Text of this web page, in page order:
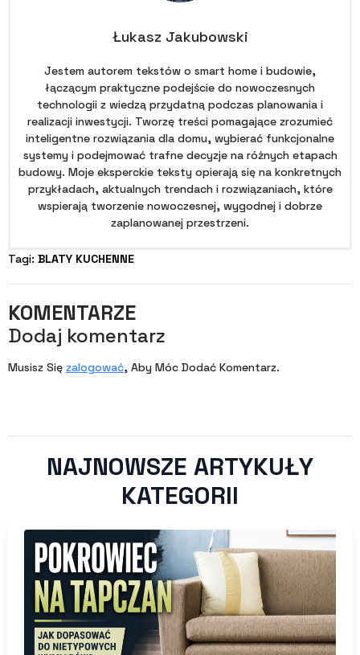
Łukasz Jakubowski
Jestem autorem tekstów o smart home i budowie,
łączącym praktyczne podejście do nowoczesnych
technologii z wiedzą przydatną podczas planowania i
realizacji inwestycji. Tworzę treści pomagające zrozumieć
inteligentne rozwiązania dla domu, wybierać funkcjonalne
systemy i podejmować trafne decyzje na różnych etapach
budowy. Moje eksperckie teksty opierają się na konkretnych
przykładach, aktualnych trendach i rozwiązaniach, które
wspierają tworzenie nowoczesnej, wygodnej i dobrze
zaplanowanej przestrzeni.
Tagi: BLATY KUCHENNE
KOMENTARZE
Dodaj komentarz
Musisz Się zalogować, Aby Móc Dodać Komentarz.
NAJNOWSZE ARTYKUŁY
KATEGORII